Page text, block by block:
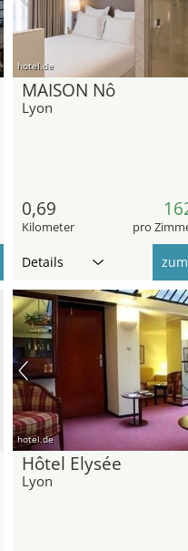
hotel.de
MAISON Nô
Lyon
0,69
Kilometer pro
Details
hotel.de
Hôtel Elysée
Lyon